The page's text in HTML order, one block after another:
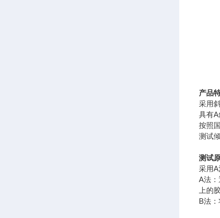
产品
采用
具有
按照
测试
测试
采用
A法
上的
B法